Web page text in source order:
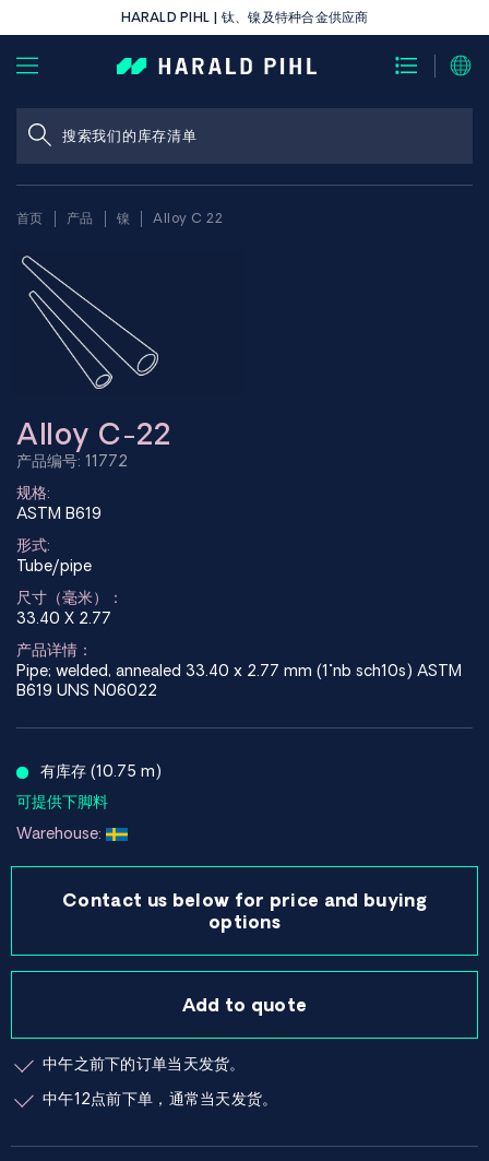
HARALD PIHL | 钛、镍及特种合金供应商
首页 产品 镍 Alloy C 22
Alloy C-22
产品编号: 11772
规格:
ASTM B619
形式:
Tube/pipe
尺寸（毫米）：
33.40 X 2.77
产品详情：
Pipe; welded, annealed 33.40 x 2.77 mm (1"nb sch10s) ASTM
B619 UNS N06022
有库存 (10.75 m)
可提供下脚料
Warehouse:
Contact us below for price and buying
options
Add to quote
中午之前下的订单当天发货。
中午12点前下单，通常当天发货。